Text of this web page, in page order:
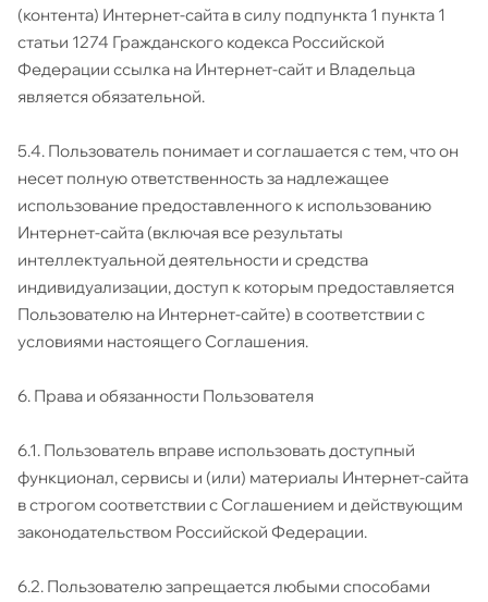
(контента) Интернет-сайта в силу подпункта 1 пункта 1
статьи 1274 Гражданского кодекса Российской
Федерации ссылка на Интернет-сайт и Владельца
является обязательной.
5.4. Пользователь понимает и соглашается с тем, что он
несет полную ответственность за надлежащее
использование предоставленного к использованию
Интернет-сайта (включая все результаты
интеллектуальной деятельности и средства
индивидуализации, доступ к которым предоставляется
Пользователю на Интернет-сайте) в соответствии с
условиями настоящего Соглашения.
6. Права и обязанности Пользователя
6.1. Пользователь вправе использовать доступный
функционал, сервисы и (или) материалы Интернет-сайта
в строгом соответствии с Соглашением и действующим
законодательством Российской Федерации.
6.2. Пользователю запрещается любыми способами